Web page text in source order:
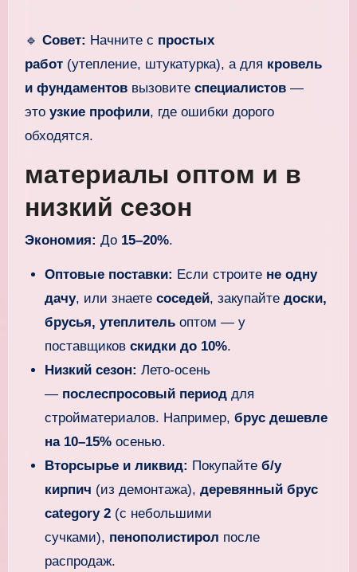
🔹 Совет: Начните с простых
работ(утепление, штукатурка), а для кровель
и фундаментоввызовите специалистов—
это узкие профили, где ошибки дорого
обходятся.
материалы оптом и в
низкий сезон
Экономия: До 15–20%.
Оптовые поставки: Если строите не одну
дачу, или знаетесоседей, закупайтедоски,
брусья, утеплитель оптом — у
поставщиковскидки до 10%.
Низкий сезон: Лето-осень
— послеспросовый период для
стройматериалов. Например,брус дешевле
на 10–15% осенью.
Вторсырье и ликвид: Покупайтеб/у
кирпич (из демонтажа),деревянный брус
category 2 (с небольшими
сучками), пенополистирол после
распродаж.